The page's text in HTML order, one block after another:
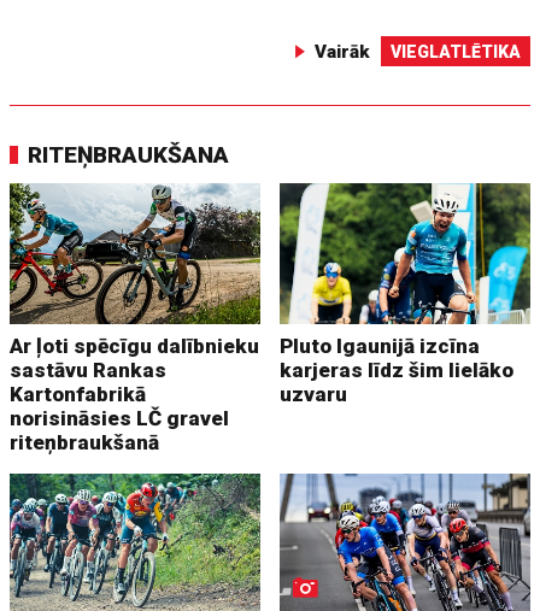
Vairāk VIEGLATLĒTIKA
RITEŅBRAUKŠANA
Ar ļoti spēcīgu dalībnieku
sastāvu Rankas
Kartonfabrikā
norisināsies LČ gravel
riteņbraukšanā
Pluto Igaunijā izcīna
karjeras līdz šim lielāko
uzvaru